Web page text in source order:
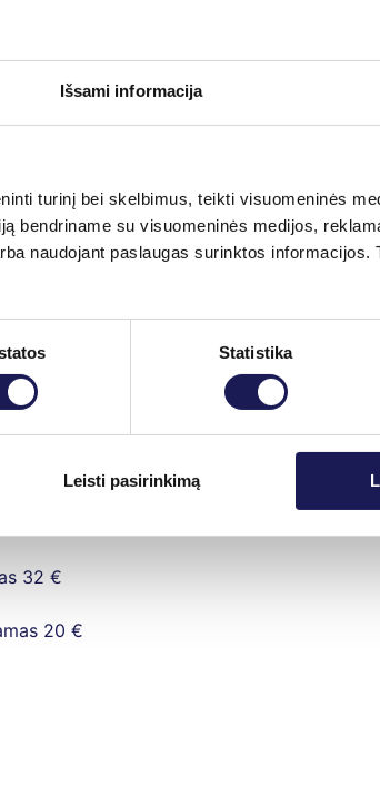
Išsami informacija
turinį bei skelbimus, teikti visuomeninės
bendriname su visuomeninės medijos,
naudojant paslaugas surinktos informacijos.
Statistika
Leisti pasirinkimą
jautrumo tyrimas gali pailginti
metodu
antigenas išmatose pasėlis
nustatymas
32 €
20 €